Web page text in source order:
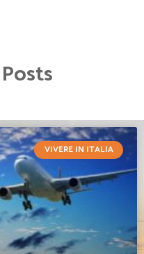
VIVERE IN ITALIA